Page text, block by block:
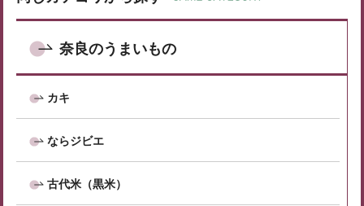
奈良のうまいもの
カキ
ならジビエ
古代米（黒米）